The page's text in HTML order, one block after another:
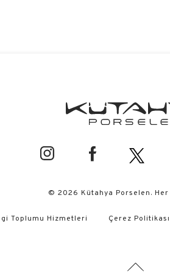
© 2026 Kütahya Porselen. Her
Toplumu Hizmetleri Çerez Politikası